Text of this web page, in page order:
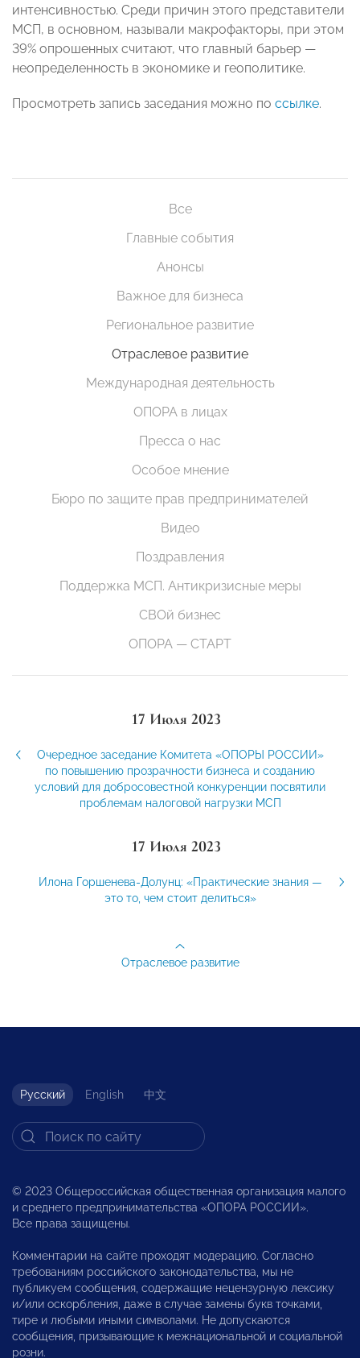
интенсивностью. Среди причин этого представители
МСП, в основном, называли макрофакторы, при этом
39% опрошенных считают, что главный барьер —
неопределенность в экономике и геополитике.
Просмотреть запись заседания можно по ссылке.
Все
Главные события
Анонсы
Важное для бизнеса
Региональное развитие
Отраслевое развитие
Международная деятельность
ОПОРА в лицах
Пресса о нас
Особое мнение
Бюро по защите прав предпринимателей
Видео
Поздравления
Поддержка МСП. Антикризисные меры
СВОй бизнес
ОПОРА — СТАРТ
17 Июля 2023
Очередное заседание Комитета «ОПОРЫ РОССИИ»
по повышению прозрачности бизнеса и созданию
условий для добросовестной конкуренции посвятили
проблемам налоговой нагрузки МСП
17 Июля 2023
Илона Горшенева-Долунц: «Практические знания —
это то, чем стоит делиться»
Отраслевое развитие
Русский English 中文
© 2023 Общероссийская общественная организация малого
и среднего предпринимательства «ОПОРА РОССИИ».
Все права защищены.
Комментарии на сайте проходят модерацию. Согласно
требованиям российского законодательства, мы не
публикуем сообщения, содержащие нецензурную лексику
и/или оскорбления, даже в случае замены букв точками,
тире и любыми иными символами. Не допускаются
сообщения, призывающие к межнациональной и социальной
розни.